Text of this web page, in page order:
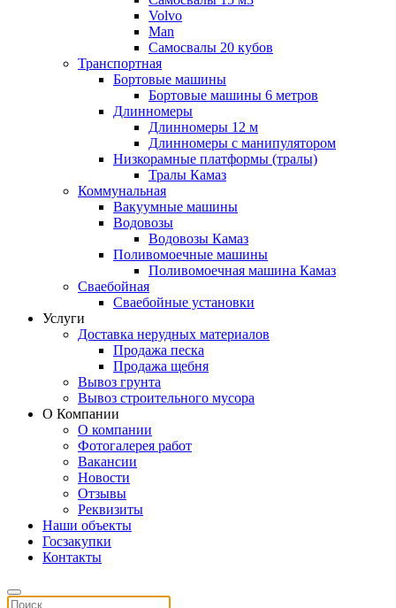
Volvo
Man
Самосвалы 20 кубов
Транспортная
Бортовые машины
Бортовые машины 6 метров
Длинномеры
Длинномеры 12 м
Длинномеры с манипулятором
Низкорамные платформы (тралы)
Тралы Камаз
Коммунальная
Вакуумные машины
Водовозы
Водовозы Камаз
Поливомоечные машины
Поливомоечная машина Камаз
Сваебойная
Сваебойные установки
Услуги
Доставка нерудных материалов
Продажа песка
Продажа щебня
Вывоз грунта
Вывоз строительного мусора
О Компании
О компании
Фотогалерея работ
Вакансии
Новости
Отзывы
Реквизиты
Наши объекты
Госзакупки
Контакты